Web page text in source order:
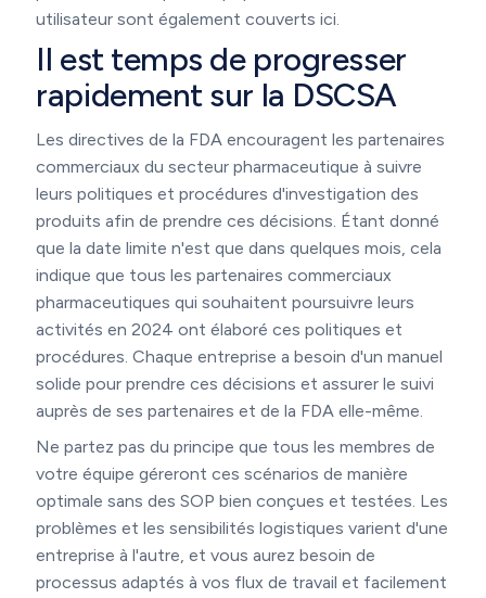
utilisateur sont également couverts ici.
Il est temps de progresser
rapidement sur la DSCSA
Les directives de la FDA encouragent les partenaires
commerciaux du secteur pharmaceutique à suivre
leurs politiques et procédures d'investigation des
produits afin de prendre ces décisions. Étant donné
que la date limite n'est que dans quelques mois, cela
indique que tous les partenaires commerciaux
pharmaceutiques qui souhaitent poursuivre leurs
activités en 2024 ont élaboré ces politiques et
procédures. Chaque entreprise a besoin d'un manuel
solide pour prendre ces décisions et assurer le suivi
auprès de ses partenaires et de la FDA elle-même.
Ne partez pas du principe que tous les membres de
votre équipe géreront ces scénarios de manière
optimale sans des SOP bien conçues et testées. Les
problèmes et les sensibilités logistiques varient d'une
entreprise à l'autre, et vous aurez besoin de
processus adaptés à vos flux de travail et facilement